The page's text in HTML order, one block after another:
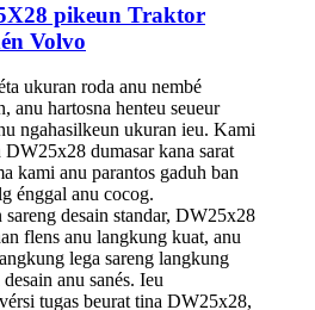
pikeun Traktor
Volvo
ukuran roda anu nembé
anu hartosna henteu seueur
ngahasilkeun ukuran ieu. Kami
DW25x28 dumasar kana sarat
kami anu parantos gaduh ban
énggal anu cocog.
desain standar, DW25x28
flens anu langkung kuat, anu
lega sareng langkung
anu sanés. Ieu
tugas beurat tina DW25x28,